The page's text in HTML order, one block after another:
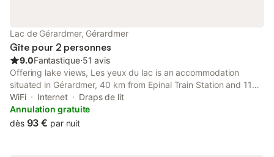
Lac de Gérardmer, Gérardmer
Gîte pour 2 personnes
9.0Fantastique⋅51 avis
Offering lake views, Les yeux du lac is an accommodation
situated in Gérardmer, 40 km from Epinal Train Station and 11
km from Longemer Lake. Both free WiFi and parking on-site are
accessible at the apartment free of charge.
WiFi Internet
Draps de lit
Annulation gratuite
dès 93 € par nuit